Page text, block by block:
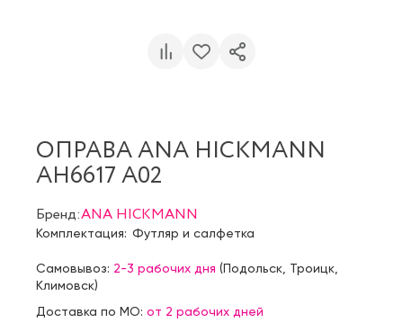
ОПРАВА ANA HICKMANN
AH6617 A02
Бренд:ANA HICKMANN
Комплектация: Футляр и салфетка
Самовывоз: 2-3 рабочих дня (Подольск Троицк
Климовск)
Доставка по МО: от 2 рабочих дней